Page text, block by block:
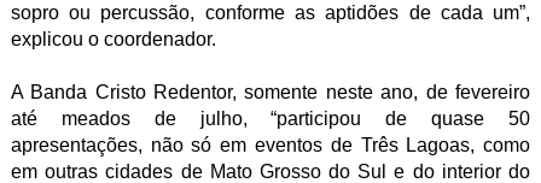
sopro ou percussão, conforme as aptidões de cada um”,
explicou o coordenador.
A Banda Cristo Redentor, somente neste ano, de fevereiro
até meados de julho, “participou de quase 50
apresentações, não só em eventos de Três Lagoas, como
em outras cidades de Mato Grosso do Sul e do interior do